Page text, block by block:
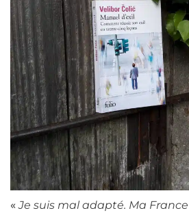
«Je suis mal adapté. Ma